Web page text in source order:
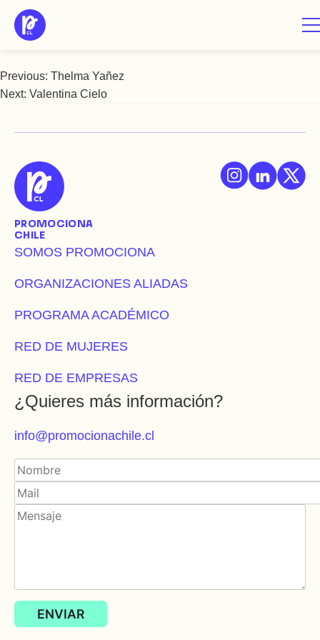
Saltar
Ursula Preisler
Navegación
entradas
Previous: Thelma Yañez
Next: Valentina Cielo
PROMOCIONA
CHILE
SOMOS PROMOCIONA
ORGANIZACIONES ALIADAS
PROGRAMA ACADÉMICO
RED DE MUJERES
RED DE EMPRESAS
¿Quieres más información?
info@promocionachile.cl